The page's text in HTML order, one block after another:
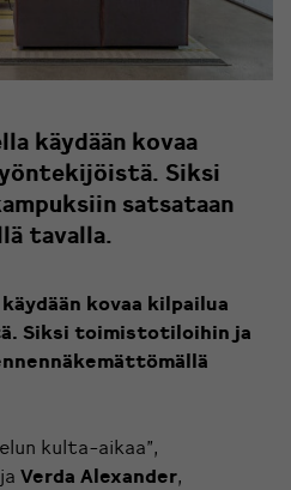
käydään kovaa
Siksi
satsataan
tavalla.
kovaa kilpailua
Siksi toimistotiloihin ja
kulta-aikaa”,
ja Verda Alexander,